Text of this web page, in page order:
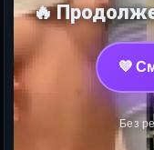
🔥
💜
Без